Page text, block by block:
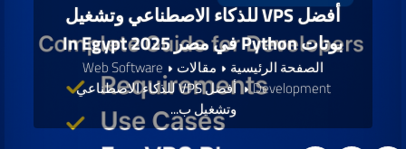
أفضل VPS للذكاء الاصطناعي وتشغيل
بوتات Python في مصر 2025 In Egypt
الصفحة الرئيسية مقالات
Web Software
Development
أفضل VPS للذكاء الاصطناعي
وتشغيل ب...